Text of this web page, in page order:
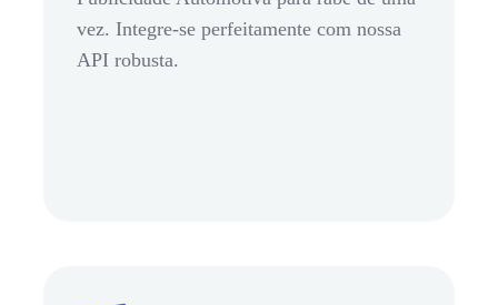
vez. Integre-se perfeitamente com nossa
API robusta.